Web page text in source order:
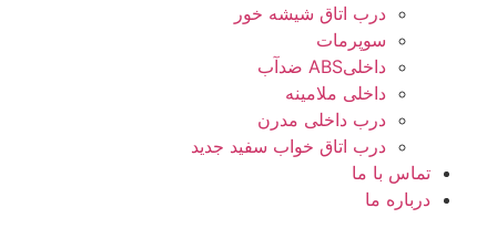
درب اتاق شیشه خور
سوپرمات
داخلیABS ضدآب
داخلی ملامینه
درب داخلی مدرن
درب اتاق خواب سفید جدید
تماس با ما
درباره ما